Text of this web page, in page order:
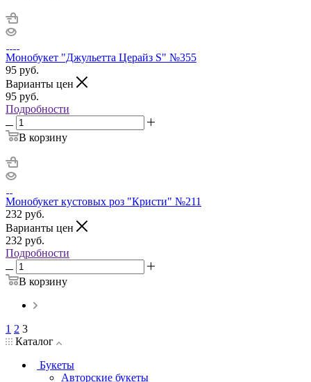
Монобукет "Джульетта Церайз S" №355
95 руб.
Варианты цен
95 руб.
Подробности
В корзину
Монобукет кустовых роз "Кристи" №211
232 руб.
Варианты цен
232 руб.
Подробности
В корзину
1 2 3
Каталог
Букеты
Авторские букеты